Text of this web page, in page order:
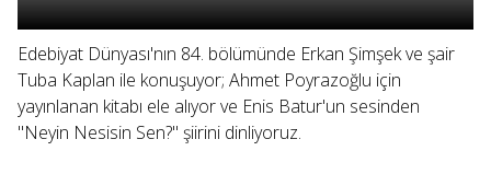
Edebiyat Dünyası'nın 84. bölümünde Erkan Şimşek ve şair
Tuba Kaplan ile konuşuyor; Ahmet Poyrazoğlu için
yayınlanan kitabı ele alıyor ve Enis Batur'un sesinden
"Neyin Nesisin Sen?" şiirini dinliyoruz.